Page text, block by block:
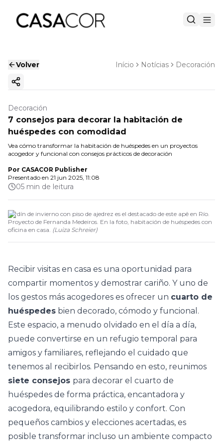
Volver Início Notícias Decoración
Copiar enlace
Decoración
7 consejos para decorar la habitación de
huéspedes con comodidad
Vea cómo transformar la habitación de huéspedes en un proyectos
acogedor y funcional con consejos prácticos de decoración
Por CASACOR Publisher
Presentado en 21 jun 2025, 11:08
05 min de leitura
Jardín de invierno con piso de ajedrez es el destacado de este apê en Río.
Proyecto de Fernanda Medeiros. En la foto, habitación de huéspedes con
oficina en casa. (Luiza Schreier)
Recibir visitas en casa es una oportunidad para
compartir momentos y demostrar cariño. Y uno de
los gestos más acogedores es ofrecer un cuarto de
huéspedes bien decorado, cómodo y funcional.
Este espacio, a menudo olvidado en el día a día,
puede convertirse en un refugio temporal para
amigos y familiares, reflejando el cuidado que
tenemos al recibirlos. Pensando en esto, reunimos
siete consejos para decorar el cuarto de
huéspedes de forma práctica, encantadora y
acogedora, equilibrando estilo y confort. Con
pequeños cambios y elecciones acertadas, es
posible transformar incluso un ambiente compacto